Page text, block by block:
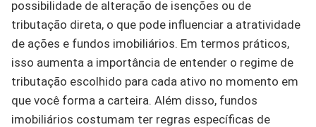
possibilidade de alteração de isenções ou de
tributação direta, o que pode influenciar a atratividade
de ações e fundos imobiliários. Em termos práticos,
isso aumenta a importância de entender o regime de
tributação escolhido para cada ativo no momento em
que você forma a carteira. Além disso, fundos
imobiliários costumam ter regras específicas de